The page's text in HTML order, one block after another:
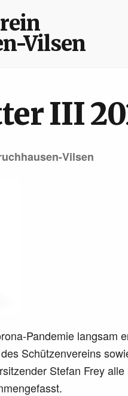
Vilsen
III
Vilsen
Pandemie langsam
Schützenvereins
Stefan Frey